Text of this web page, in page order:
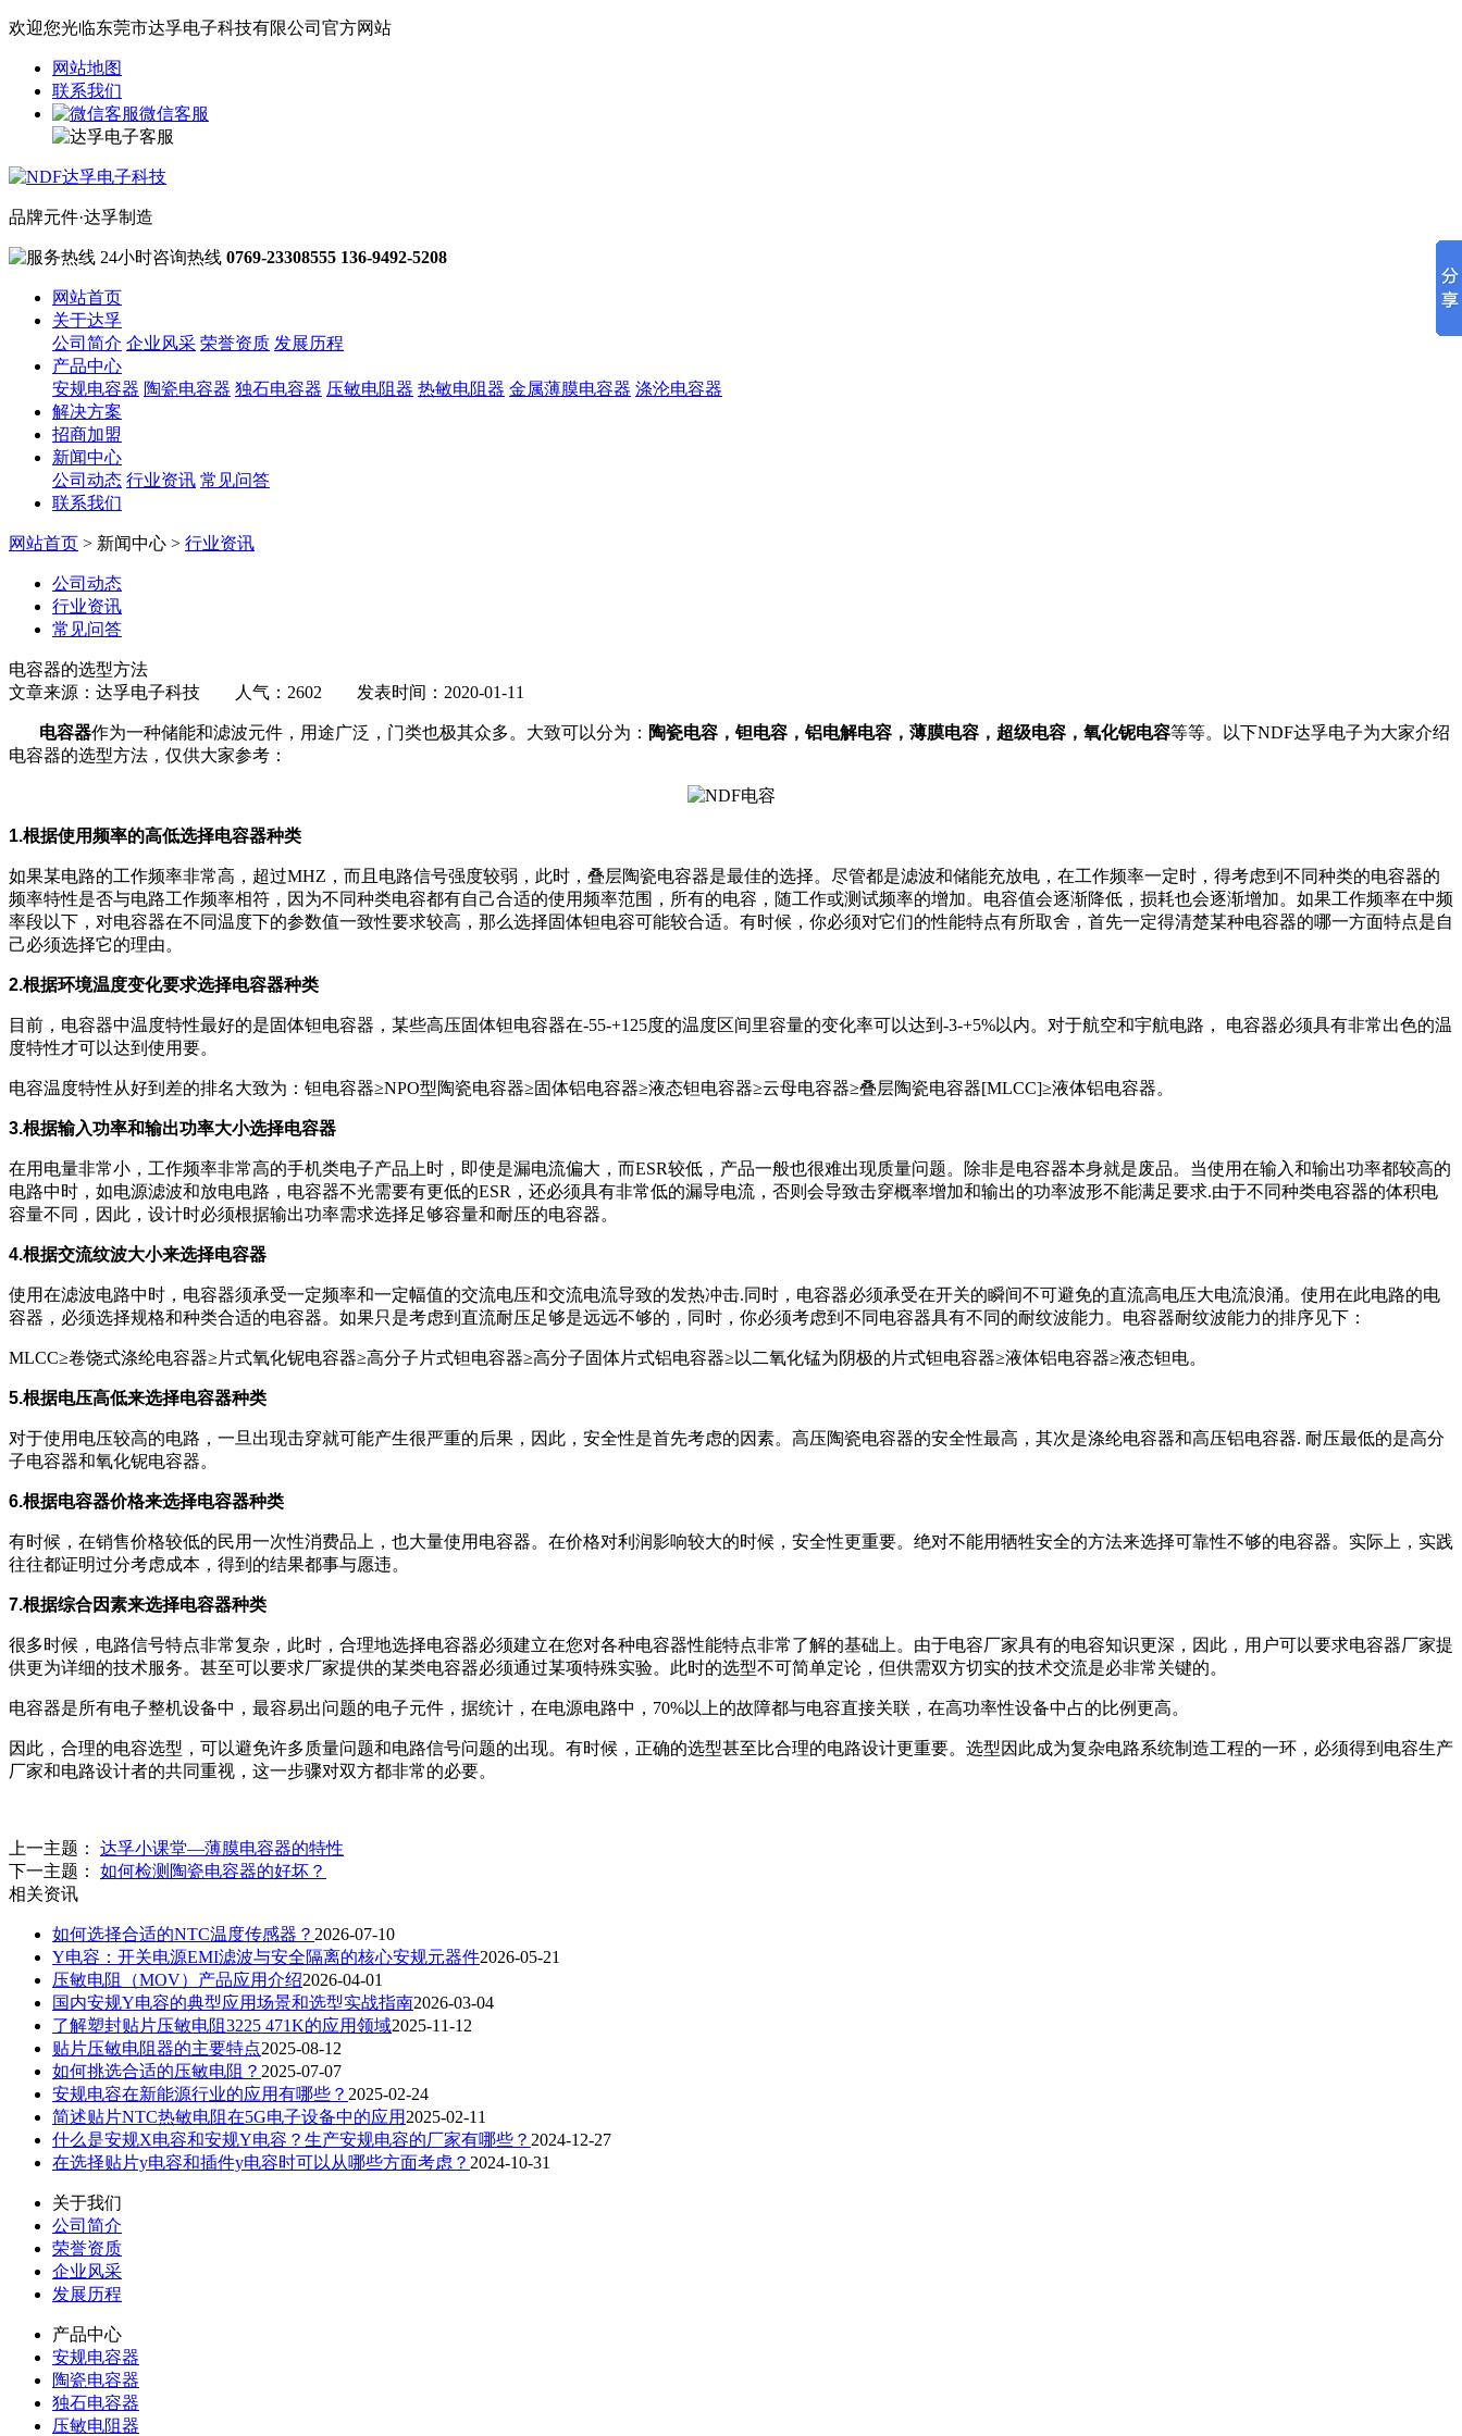
欢迎您光临东莞市达孚电子科技有限公司官方网站
网站地图
联系我们
微信客服
品牌元件·达孚制造
24小时咨询热线 0769-23308555 136-9492-5208
网站首页
关于达孚
公司简介 企业风采 荣誉资质 发展历程
产品中心
安规电容器 陶瓷电容器 独石电容器 压敏电阻器 热敏电阻器 金属薄膜电容器 涤沦电容器
解决方案
招商加盟
新闻中心
公司动态 行业资讯 常见问答
联系我们
网站首页 > 新闻中心 > 行业资讯
公司动态
行业资讯
常见问答
电容器的选型方法
文章来源：达孚电子科技 人气：2602 发表时间：2020-01-11
电容器作为一种储能和滤波元件，用途广泛，门类也极其众多。大致可以分为： 陶瓷电容，钽电容，铝电解电容，薄膜电容，超级电容，氧化铌电容等等。以下NDF达孚电子为大家介绍
电容器的选型方法，仅供大家参考：
1.根据使用频率的高低选择电容器种类
如果某电路的工作频率非常高，超过MHZ，而且电路信号强度较弱，此时，叠层陶瓷电容器是最佳的选择。尽管都是滤波和储能充放电，在工作频率一定时，得考虑到不同种类的电容器的
频率特性是否与电路工作频率相符，因为不同种类电容都有自己合适的使用频率范围，所有的电容，随工作或测试频率的增加。电容值会逐渐降低，损耗也会逐渐增加。如果工作频率在中频
率段以下，对电容器在不同温度下的参数值一致性要求较高，那么选择固体钽电容可能较合适。有时候，你必须对它们的性能特点有所取舍，首先一定得清楚某种电容器的哪一方面特点是自
己必须选择它的理由。
2.根据环境温度变化要求选择电容器种类
目前，电容器中温度特性最好的是固体钽电容器，某些高压固体钽电容器在-55-+125度的温度区间里容量的变化率可以达到-3-+5%以内。对于航空和宇航电路， 电容器必须具有非常出色的温
度特性才可以达到使用要。
电容温度特性从好到差的排名大致为：钽电容器≥NPO型陶瓷电容器≥固体铝电容器≥液态钽电容器≥云母电容器≥叠层陶瓷电容器[MLCC]≥液体铝电容器。
3.根据输入功率和输出功率大小选择电容器
在用电量非常小，工作频率非常高的手机类电子产品上时，即使是漏电流偏大，而ESR较低，产品一般也很难出现质量问题。除非是电容器本身就是废品。当使用在输入和输出功率都较高的
电路中时，如电源滤波和放电电路，电容器不光需要有更低的ESR，还必须具有非常低的漏导电流，否则会导致击穿概率增加和输出的功率波形不能满足要求.由于不同种类电容器的体积电
容量不同，因此，设计时必须根据输出功率需求选择足够容量和耐压的电容器。
4.根据交流纹波大小来选择电容器
使用在滤波电路中时，电容器须承受一定频率和一定幅值的交流电压和交流电流导致的发热冲击.同时，电容器必须承受在开关的瞬间不可避免的直流高电压大电流浪涌。使用在此电路的电
容器，必须选择规格和种类合适的电容器。如果只是考虑到直流耐压足够是远远不够的，同时，你必须考虑到不同电容器具有不同的耐纹波能力。电容器耐纹波能力的排序见下：
MLCC≥卷饶式涤纶电容器≥片式氧化铌电容器≥高分子片式钽电容器≥高分子固体片式铝电容器≥以二氧化锰为阴极的片式钽电容器≥液体铝电容器≥液态钽电。
5.根据电压高低来选择电容器种类
对于使用电压较高的电路，一旦出现击穿就可能产生很严重的后果，因此，安全性是首先考虑的因素。高压陶瓷电容器的安全性最高，其次是涤纶电容器和高压铝电容器. 耐压最低的是高分
子电容器和氧化铌电容器。
6.根据电容器价格来选择电容器种类
有时候，在销售价格较低的民用一次性消费品上，也大量使用电容器。在价格对利润影响较大的时候，安全性更重要。绝对不能用牺牲安全的方法来选择可靠性不够的电容器。实际上，实践
往往都证明过分考虑成本，得到的结果都事与愿违。
7.根据综合因素来选择电容器种类
很多时候，电路信号特点非常复杂，此时，合理地选择电容器必须建立在您对各种电容器性能特点非常了解的基础上。由于电容厂家具有的电容知识更深，因此，用户可以要求电容器厂家提
供更为详细的技术服务。甚至可以要求厂家提供的某类电容器必须通过某项特殊实验。此时的选型不可简单定论，但供需双方切实的技术交流是必非常关键的。
电容器是所有电子整机设备中，最容易出问题的电子元件，据统计，在电源电路中，70%以上的故障都与电容直接关联，在高功率性设备中占的比例更高。
因此，合理的电容选型，可以避免许多质量问题和电路信号问题的出现。有时候，正确的选型甚至比合理的电路设计更重要。选型因此成为复杂电路系统制造工程的一环，必须得到电容生产
厂家和电路设计者的共同重视，这一步骤对双方都非常的必要。
上一主题： 达孚小课堂—薄膜电容器的特性
下一主题： 如何检测陶瓷电容器的好坏？
相关资讯
如何选择合适的NTC温度传感器？ 2026-07-10
Y电容：开关电源EMI滤波与安全隔离的核心安规元器件2026-05-21
压敏电阻（MOV）产品应用介绍2026-04-01
国内安规Y电容的典型应用场景和选型实战指南2026-03-04
了解塑封贴片压敏电阻3225 471K的应用领域2025-11-12
贴片压敏电阻器的主要特点2025-08-12
如何挑选合适的压敏电阻？ 2025-07-07
安规电容在新能源行业的应用有哪些？ 2025-02-24
简述贴片NTC热敏电阻在5G电子设备中的应用 2025-02-11
什么是安规X电容和安规Y电容？生产安规电容的厂家有哪些？ 2024-12-27
在选择贴片y电容和插件y电容时可以从哪些方面考虑？ 2024-10-31
关于我们
公司简介
荣誉资质
企业风采
发展历程
产品中心
安规电容器
陶瓷电容器
独石电容器
压敏电阻器